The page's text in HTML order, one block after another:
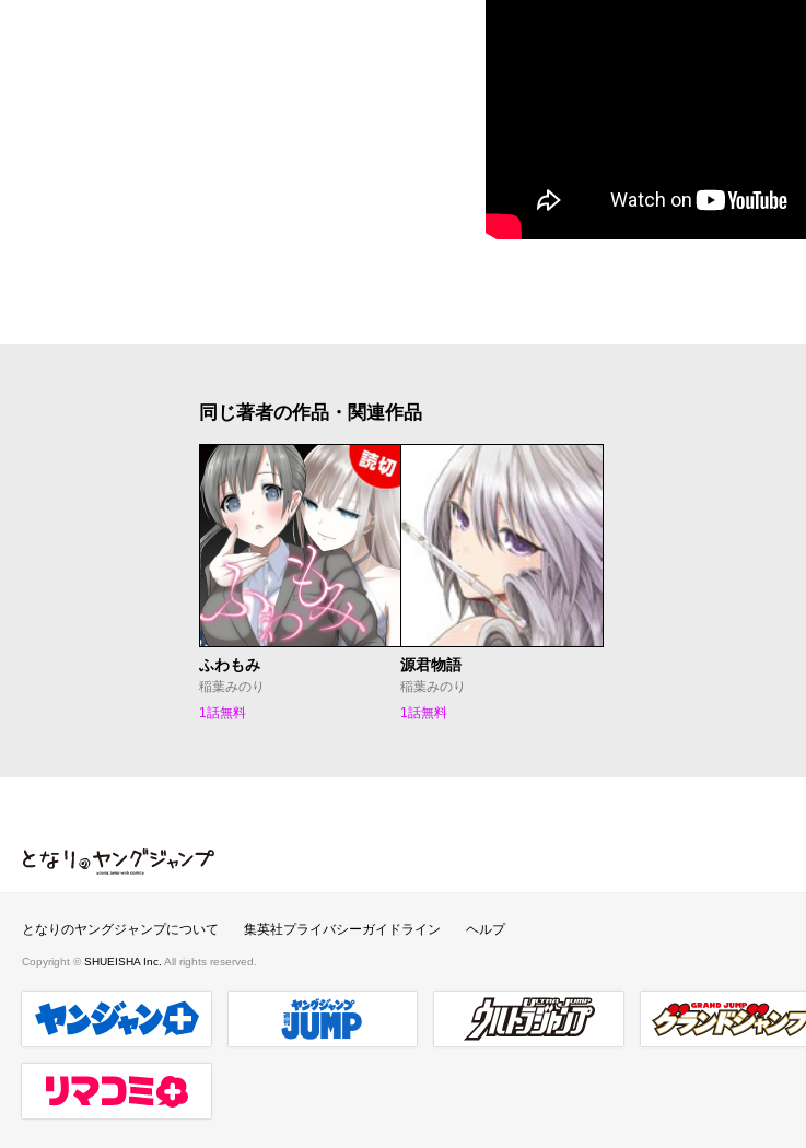
同じ著者の作品・関連作品
ふわもみ
稲葉みのり
1話無料
源君物語
稲葉みのり
1話無料
となりのヤングジャンプ
となりのヤングジャンプについて 集英社プライバシーガイドライン ヘルプ
Copyright © SHUEISHA Inc. All rights reserved.
ヤンジャンプラス 週刊ヤングジャンプ公式サイトウルトラジャンプ グランドジャンプ
リマコミ＋